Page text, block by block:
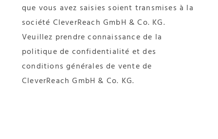
que vous avez saisies soient transmises à la
société CleverReach GmbH & Co. KG.
Veuillez prendre connaissance de la
politique de confidentialité et des
conditions générales de vente de
CleverReach GmbH & Co. KG.